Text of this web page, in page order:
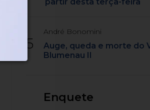
5
André Bonomini
Auge, queda e morte do
Blumenau II
Enquete